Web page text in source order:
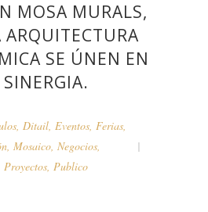
MOSA MURALS,
ARQUITECTURA
SE ÚNEN EN
SINERGIA.
, Ditail, Eventos, Ferias,
, Mosaico, Negocios,
Proyectos, Publico